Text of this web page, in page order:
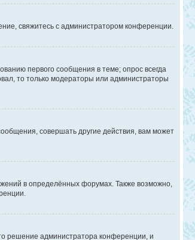
свяжитесь с администратором конференции.
первого сообщения в теме; опрос всегда
то только модераторы или администраторы
совершать другие действия, вам может
в определённых форумах. Также возможно,
решение администратора конференции, и